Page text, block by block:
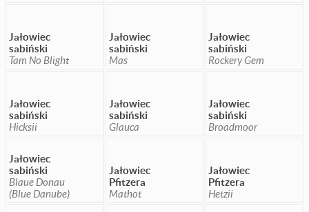
Jałowiec
sabiński
Tam No Blight
Jałowiec
sabiński
Mas
Jałowiec
sabiński
Rockery Gem
Jałowiec
sabiński
Hicksii
Jałowiec
sabiński
Glauca
Jałowiec
sabiński
Broadmoor
Jałowiec
sabiński
Blaue Donau
(Blue Danube)
Jałowiec
Pfitzera
Mathot
Jałowiec
Pfitzera
Hetzii